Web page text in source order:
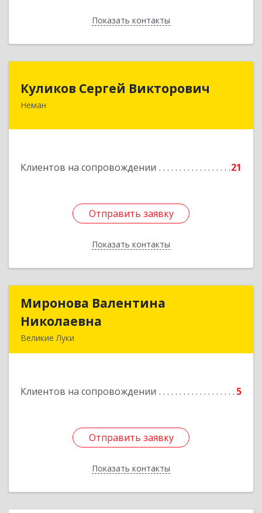
Показать контакты
Назад
Куликов Сергей Викторович
Неман
Клиентов на сопровождении 21
Отправить заявку
Показать контакты
Куликов Сергей Викторович
Отправить заявку
Назад
Миронова Валентина
Николаевна
Великие Луки
Клиентов на сопровождении 5
Отправить заявку
Показать контакты
Миронова Валентина
Отправить заявку
Назад